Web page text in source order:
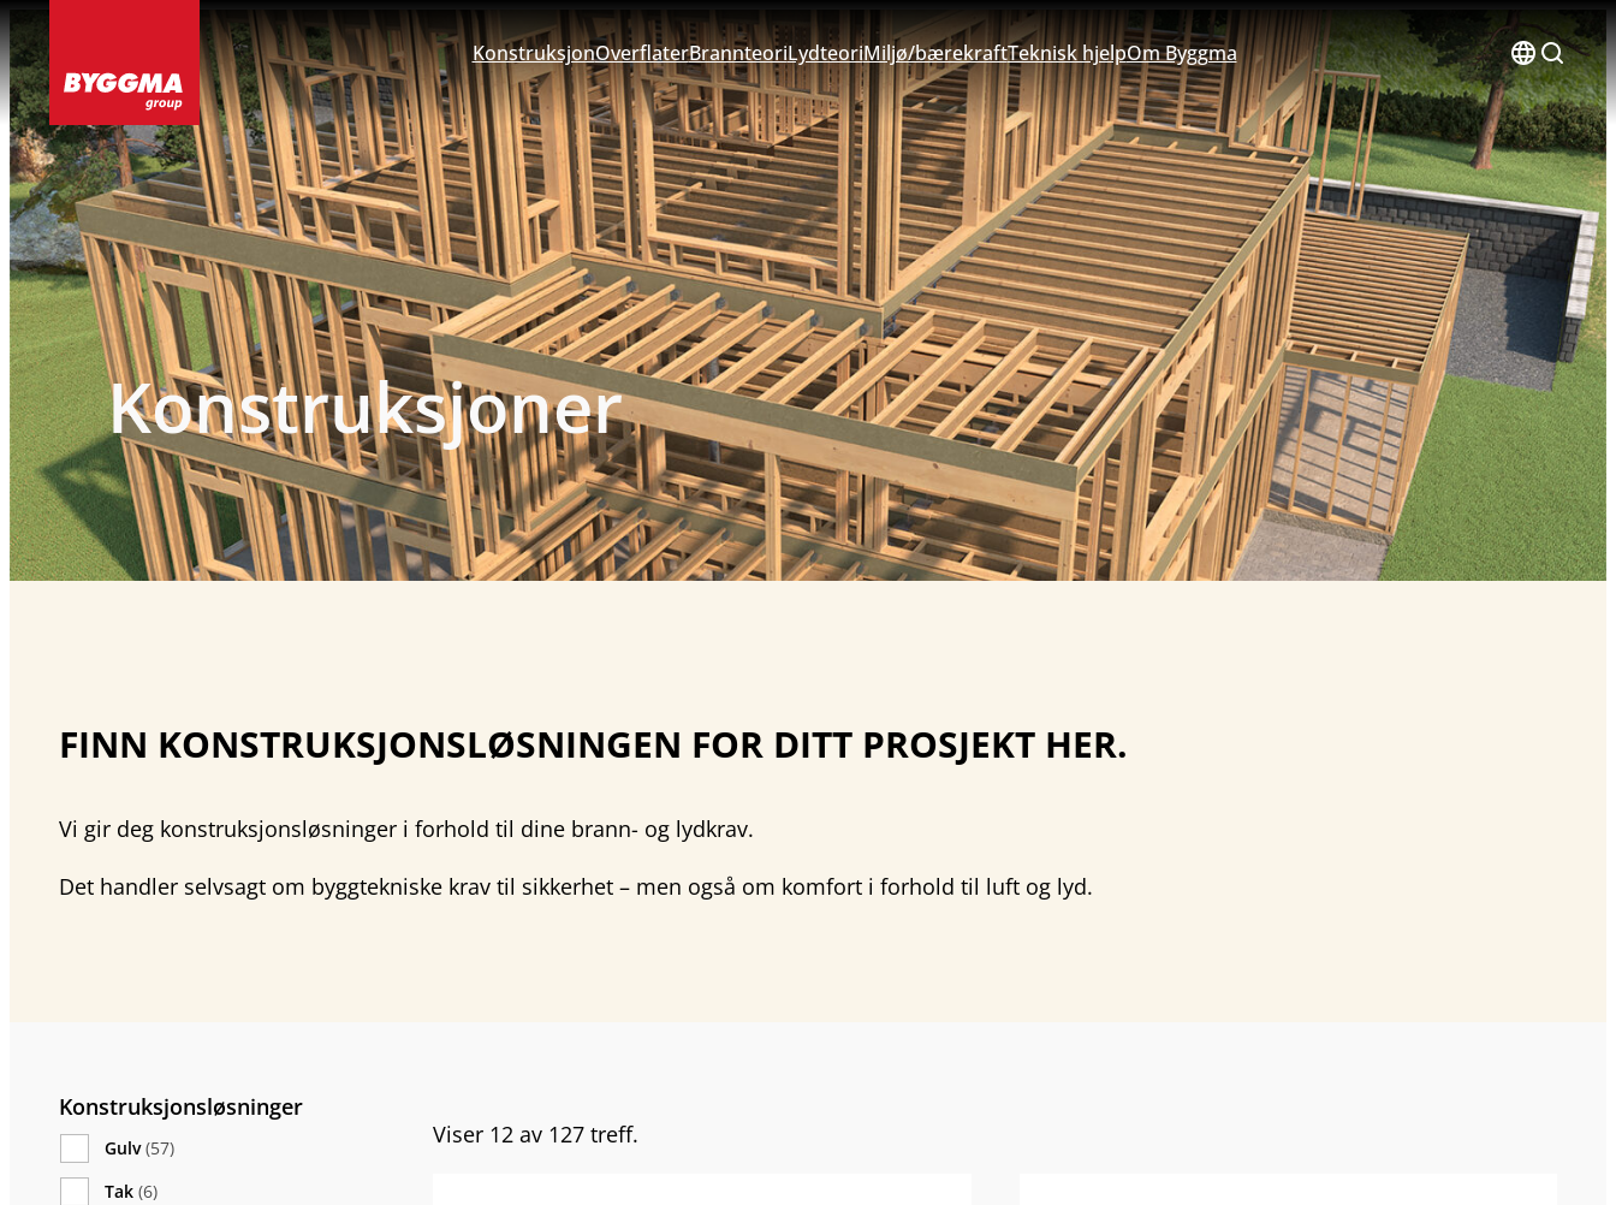
Hopp
til
innhold
KonstruksjonOverflaterBrannteoriLydteoriMiljø/bærekraftTeknisk hjelpOm Byggma
Konstruksjoner
FINN KONSTRUKSJONSLØSNINGEN FOR DITT PROSJEKT HER.
Vi gir deg konstruksjonsløsninger i forhold til dine brann- og lydkrav.
Det handler selvsagt om byggtekniske krav til sikkerhet – men også om komfort i forhold til luft og lyd.
Konstruksjonsløsninger
Gulv(57)
Tak(6)
Viser 12 av 127 treff.